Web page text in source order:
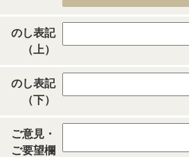
のし表記
（上）
のし表記
（下）
ご意見・
ご要望欄